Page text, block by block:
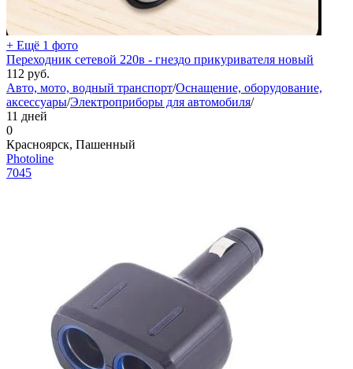
+ Ещё 1 фото
Переходник сетевой 220в - гнездо прикуривателя новый
112 руб.
Авто, мото, водный транспорт/Оснащение, оборудование,
аксессуары/Электроприборы для автомобиля/
11 дней
0
Красноярск, Пашенный
Photoline
7045